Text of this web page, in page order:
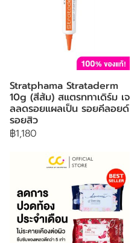
Stratphama Strataderm
10g (สีส้ม) สแตรททาเดิร์ม เจ
ลลดรอยแผลเป็น รอยคีลอยด์
รอยสิว
฿1,180